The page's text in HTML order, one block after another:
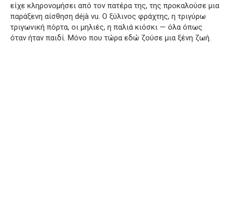
είχε κληρονομήσει από τον πατέρα της, της προκαλούσε μια
παράξενη αίσθηση déjà vu. Ο ξύλινος φράχτης, η τριγύρω
τριγωνική πόρτα, οι μηλιές, η παλιά κιόσκι — όλα όπως
όταν ήταν παιδί. Μόνο που τώρα εδώ ζούσε μια ξένη ζωή.